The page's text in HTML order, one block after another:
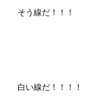
そう線だ！！！
白い線だ！！！！